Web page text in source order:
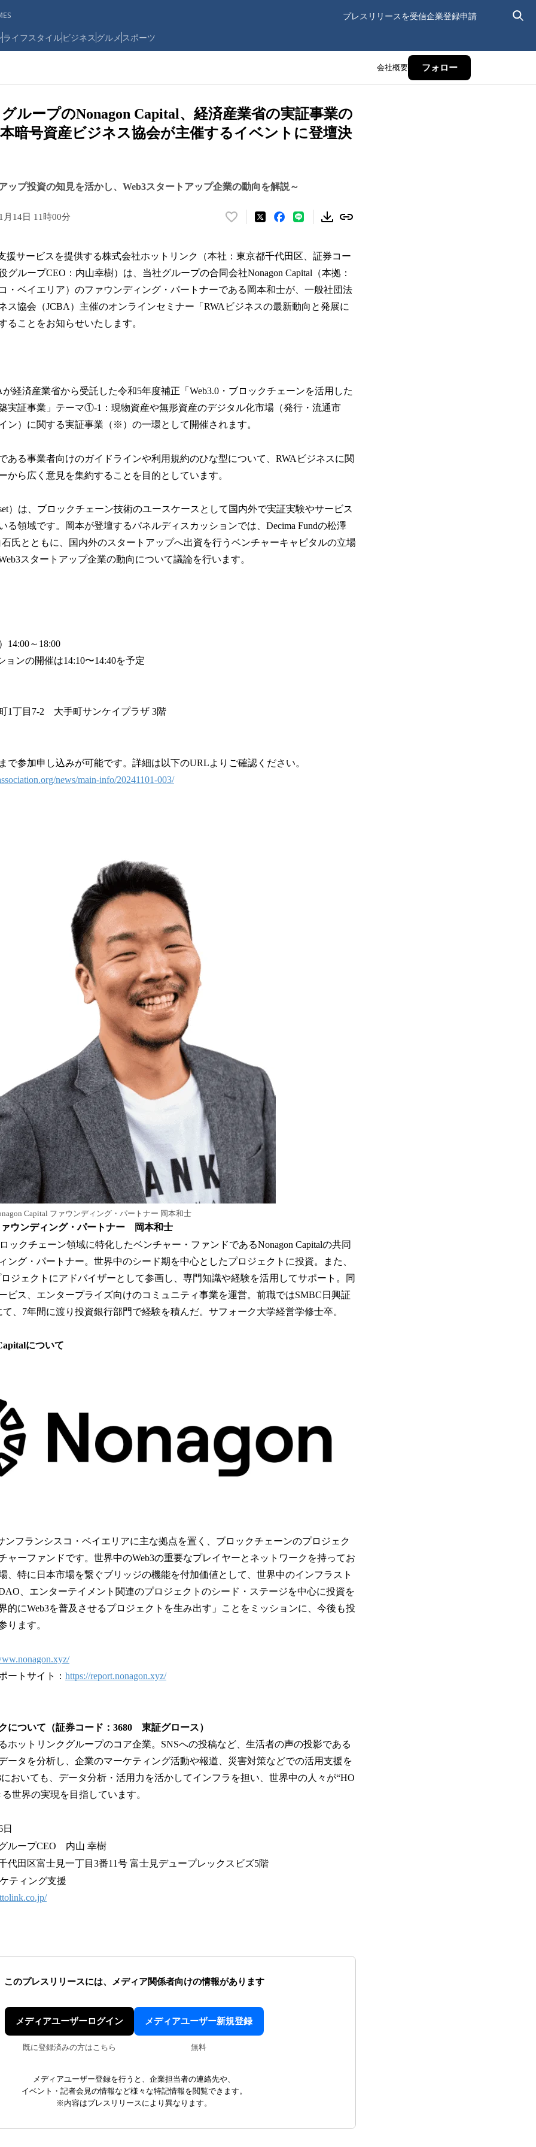
プレスリリースを受信企業登録申請
ライフスタイルビジネス グルメ スポーツ
会社概要 フォロー
ループのNonagon Capital、経済産業省の実証事業の
暗号資産ビジネス協会が主催するイベントに登壇決
ップ投資の知見を活かし、Web3スタートアップ企業の動向を解説～
月14日 11時00分
い
！
数
を
読
み
援サービスを提供する株式会社ホットリンク（本社：東京都千代田区、証券コー
グループCEO：内山幸樹）は、当社グループの合同会社Nonagon Capital（本拠：
・ベイエリア）のファウンディング・パートナーである岡本和士が、一般社団法
ス協会（JCBA）主催のオンラインセミナー「RWAビジネスの最新動向と発展に
ることをお知らせいたします。
経済産業省から受託した令和5年度補正「Web3.0・ブロックチェーンを活用した
実証事業」テーマ①-1：現物資産や無形資産のデジタル化市場（発行・流通市
ン）に関する実証事業（※）の一環として開催されます。
ある事業者向けのガイドラインや利用規約のひな型について、RWAビジネスに関
から広く意見を集約することを目的としています。
）は、ブロックチェーン技術のユースケースとして国内外で実証実験やサービス
る領域です。岡本が登壇するパネルディスカッションでは、Decima Fundの松澤
石氏とともに、国内外のスタートアップへ出資を行うベンチャーキャピタルの立場
スタートアップ企業の動向について議論を行います。
14:00～18:00
ンの開催は14:10〜14:40を予定
1丁目7-2 大手町サンケイプラザ 3階
で参加申し込みが可能です。詳細は以下のURLよりご確認ください。
news/main-info/20241101-003/
Capital ファウンディング・パートナー 岡本和士
ウンディング・パートナー 岡本和士
ックチェーン領域に特化したベンチャー・ファンドであるNonagon Capitalの共同
ング・パートナー。世界中のシード期を中心としたプロジェクトに投資。また、
ジェクトにアドバイザーとして参画し、専門知識や経験を活用してサポート。同
ビス、エンタープライズ向けのコミュニティ事業を運営。前職ではSMBC日興証
、7年間に渡り投資銀行部門で経験を積んだ。サフォーク大学経営学修士卒。
について
ンフランシスコ・ベイエリアに主な拠点を置く、ブロックチェーンのプロジェク
ャーファンドです。世界中のWeb3の重要なプレイヤーとネットワークを持ってお
、特に日本市場を繋ぐブリッジの機能を付加価値として、世界中のインフラスト
、エンターテイメント関連のプロジェクトのシード・ステージを中心に投資を
的にWeb3を普及させるプロジェクトを生み出す」ことをミッションに、今後も投
ります。
ートサイト： https://report.nonagon.xyz/
について（証券コード：3680 東証グロース）
ホットリンクグループのコア企業。SNSへの投稿など、生活者の声の投影である
ータを分析し、企業のマーケティング活動や報道、災害対策などでの活用支援を
おいても、データ分析・活用力を活かしてインフラを担い、世界中の人々が“HO
世界の実現を目指しています。
ループCEO 内山 幸樹
代田区富士見一丁目3番11号 富士見デュープレックスビズ5階
ティング支援
このプレスリリースには、 メディア関係者向けの情報があります
メディアユーザーログイン
既に登録済みの方はこちら
メディアユーザー新規登録
無料
メディアユーザー登録を行うと、企業担当者の連絡先や、
イベント・記者会見の情報など様々な特記情報を閲覧できます。
※内容はプレスリリースにより異なります。